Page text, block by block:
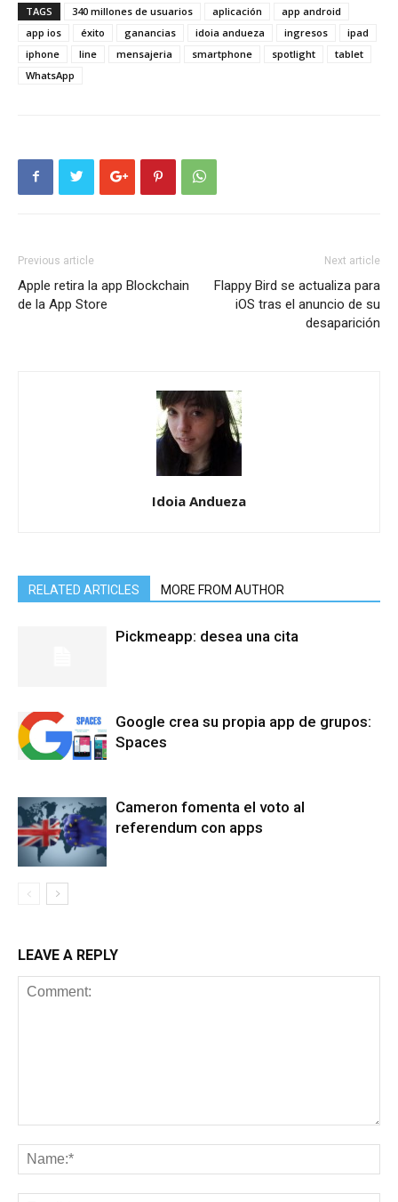
TAGS 340 millones de usuarios aplicación
app android
app ios
éxito ganancias idoia andueza ingresos
ipad
iphone
line mensajeria smartphone spotlight
tablet
WhatsApp
Previous article
Apple retira la app Blockchain
de la App Store
Next article
Flappy Bird se actualiza para
iOS tras el anuncio de su
desaparición
Idoia Andueza
RELATED ARTICLES MORE FROM AUTHOR
Pickmeapp: desea una cita
Google crea su propia app de grupos:
Spaces
Cameron fomenta el voto al
referendum con apps
LEAVE A REPLY